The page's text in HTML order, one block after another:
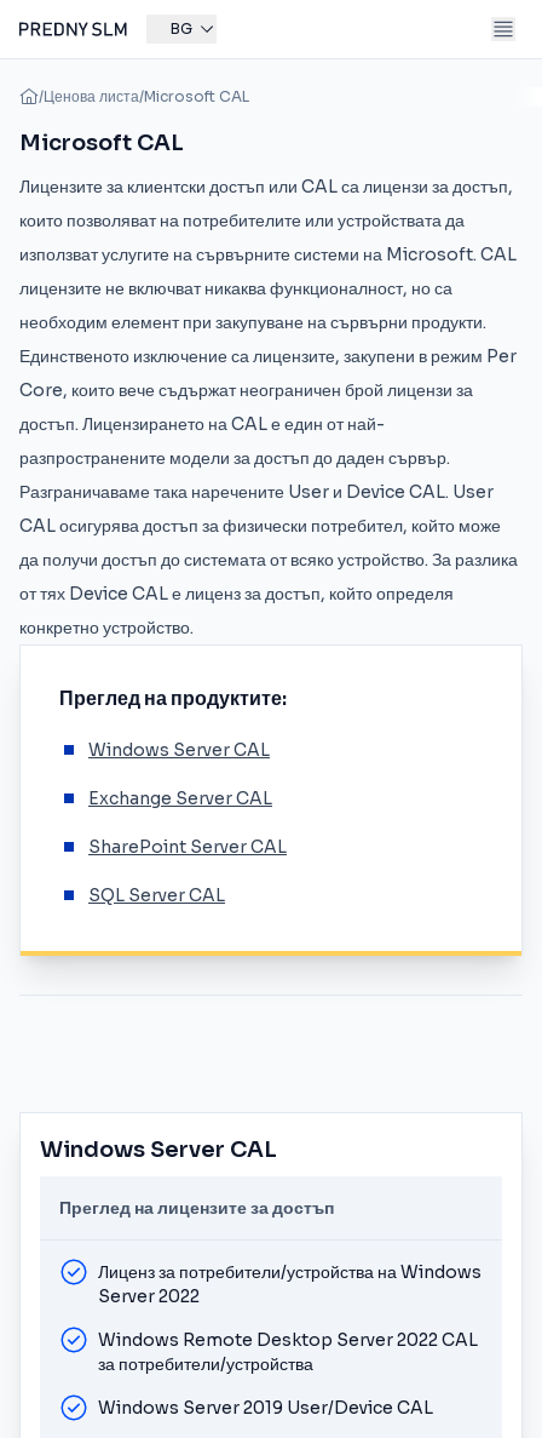
BG
/Ценова листа/Microsoft CAL
Microsoft CAL
Лицензите за клиентски достъп или CAL са лицензи за достъп,
които позволяват на потребителите или устройствата да
използват услугите на сървърните системи на Microsoft. CAL
лицензите не включват никаква функционалност, но са
необходим елемент при закупуване на сървърни продукти.
Единственото изключение са лицензите, закупени в режим Per
Core, които вече съдържат неограничен брой лицензи за
достъп. Лицензирането на CAL е един от най-
разпространените модели за достъп до даден сървър.
Разграничаваме така наречените User и Device CAL. User
CAL осигурява достъп за физически потребител, който може
да получи достъп до системата от всяко устройство. За разлика
от тях Device CAL е лиценз за достъп, който определя
конкретно устройство.
Преглед на продуктите:
Windows Server CAL
Exchange Server CAL
SharePoint Server CAL
SQL Server CAL
Windows Server CAL
Преглед на лицензите за достъп
Лиценз за потребители/устройства на Windows
Server 2022
Windows Remote Desktop Server 2022 CAL
за потребители/устройства
Windows Server 2019 User/Device CAL